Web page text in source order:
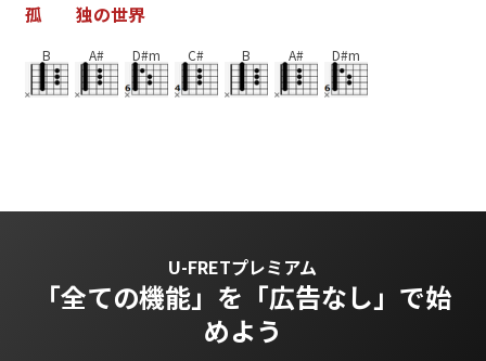
孤 独の世界
B A# D#m C# B A# D#m
U-FRETプレミアム
「全ての機能」を 「広告なし」で始
めよう